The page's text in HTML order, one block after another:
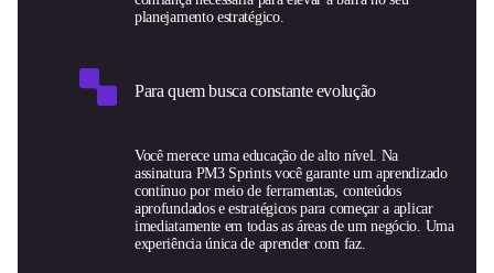
planejamento estratégico.
Para quem busca constante evolução
Você merece uma educação de alto nível. Na
assinatura PM3 Sprints você garante um aprendizado
contínuo por meio de ferramentas, conteúdos
aprofundados e estratégicos para começar a aplicar
imediatamente em todas as áreas de um negócio. Uma
experiência única de aprender com faz.